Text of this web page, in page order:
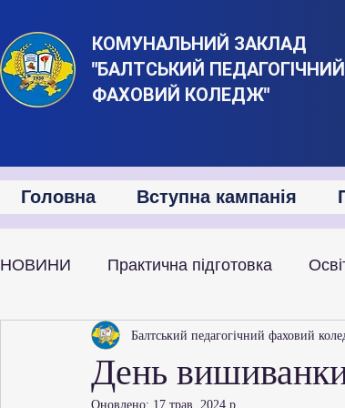
КОМУНАЛЬНИЙ ЗАКЛАД
"БАЛТСЬКИЙ ПЕДАГОГІЧНИЙ
ФАХОВИЙ КОЛЕДЖ"
Головна Вступна кампанія
НОВИНИ Практична підготовка
Наукова та дослідницька діяльність
День
Балтський педагогічний фаховий
Оновлено: 17 трав. 2024 р.